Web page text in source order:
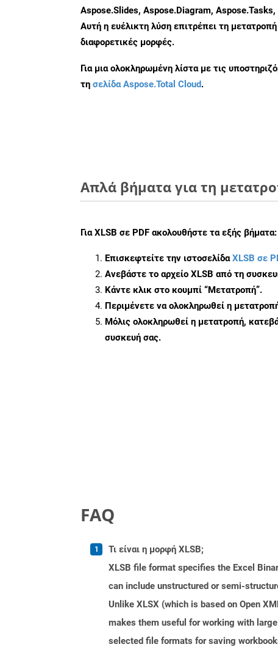
Aspose.Slides, Aspose.Diagram,
Αυτή η ευέλικτη λύση επιτρέπει τη
διαφορετικές μορφές.
Για μια ολοκληρωμένη λίστα με τις
τη σελίδα Aspose.Total Cloud.
Απλά βήματα για τη
ΓιαXLSB σε PDF ακολουθήστε τα εξής βήματα:
Επισκεφτείτε την ιστοσελίδαXLSB σε
Ανεβάστε το αρχείο XLSB από τη
Κάντε κλικ στο κουμπί “Μετατροπή”.
Περιμένετε να ολοκληρωθεί η
Μόλις ολοκληρωθεί η μετατροπή,
συσκευή σας.
FAQ
Τι είναι η μορφή XLSB;
XLSB file format specifies the Excel
can include unstructured or semi-
Unlike XLSX (which is based on Open
makes them useful for working with
selected file formats for saving